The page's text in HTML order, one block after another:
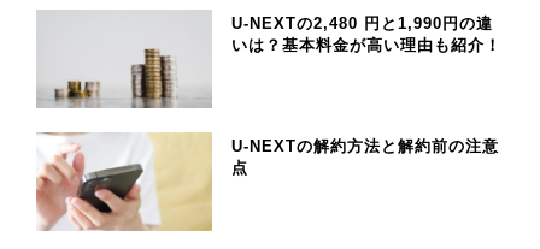
U-NEXTの2,480 円と1,990円の違
いは？基本料金が高い理由も紹介！
U-NEXTの解約方法と解約前の注意
点